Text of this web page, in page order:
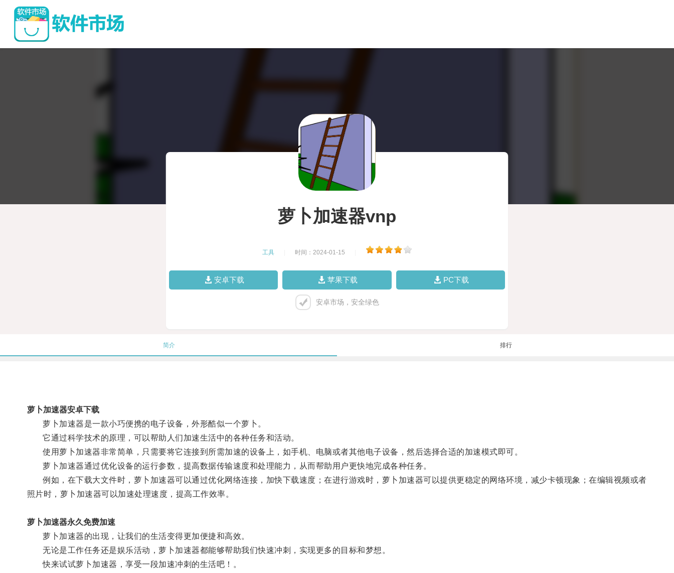
萝卜加速器vnp
工具 时间：2024-01-15
安卓下载 苹果下载 PC下载
安卓市场，安全绿色
简介 排行
萝卜加速器安卓下载
萝卜加速器是一款小巧便携的电子设备，外形酷似一个萝卜。
它通过科学技术的原理，可以帮助人们加速生活中的各种任务和活动。
使用萝卜加速器非常简单，只需要将它连接到所需加速的设备上，如手机、电脑或者其他电子设备，然后选择合适的加速模式即可。
萝卜加速器通过优化设备的运行参数，提高数据传输速度和处理能力，从而帮助用户更快地完成各种任务。
例如，在下载大文件时，萝卜加速器可以通过优化网络连接，加快下载速度；在进行游戏时，萝卜加速器可以提供更稳定的网络环境，减少卡顿现象；在编辑视频或者
照片时，萝卜加速器可以加速处理速度，提高工作效率。
萝卜加速器永久免费加速
萝卜加速器的出现，让我们的生活变得更加便捷和高效。
无论是工作任务还是娱乐活动，萝卜加速器都能够帮助我们快速冲刺，实现更多的目标和梦想。
快来试试萝卜加速器，享受一段加速冲刺的生活吧！。